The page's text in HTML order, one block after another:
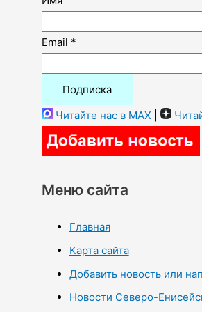
Email *
Читайте нас в MAX
Меню сайта
Главная
Карта сайта
Добавить новость или
Новости Северо-